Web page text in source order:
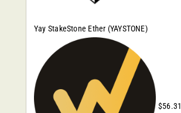
Yay StakeStone Ether (YAYSTONE)
$56.31